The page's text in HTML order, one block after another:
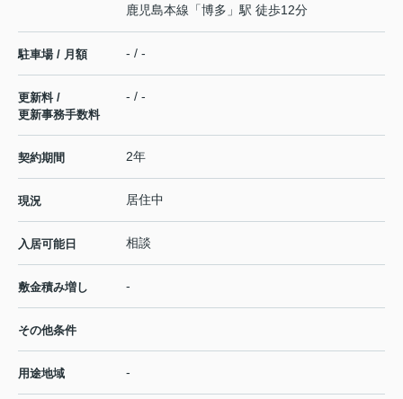
鹿児島本線 「博多 」駅 徒歩12分
駐車場 / 月額 - / -
更新料 /
更新事務手数料
- / -
契約期間 2年
現況 居住中
入居可能日 相談
敷金積み増し -
その他条件
用途地域 -